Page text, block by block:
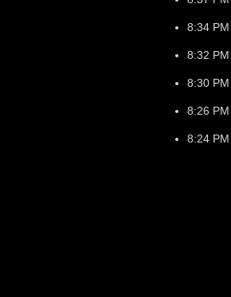
8:34 PM
8:32 PM
8:30 PM
8:26 PM
8:24 PM